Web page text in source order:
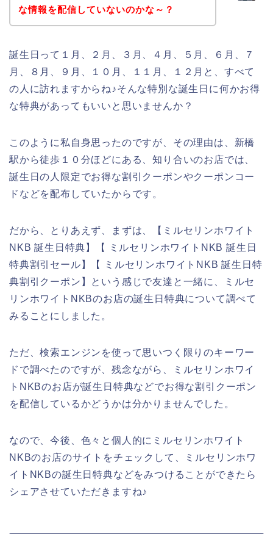
な情報を配信していないのかな～？
誕生日って１月、２月、３月、４月、５月、６月、７
月、８月、９月、１０月、１１月、１２月と、すべて
の人に訪れますからね♪そんな特別な誕生日に何かお得
な特典があってもいいと思いませんか？
このように私自身思ったのですが、その理由は、新橋
駅から徒歩１０分ほどにある、知り合いのお店では、
誕生日の人限定でお得な割引クーポンやクーポンコー
ドなどを配布していたからです。
だから、とりあえず、まずは、【ミルセリンホワイト
NKB 誕生日特典】【 ミルセリンホワイトNKB 誕生日
特典割引セール】【 ミルセリンホワイトNKB 誕生日特
典割引クーポン】という感じで友達と一緒に、ミルセ
リンホワイトNKBのお店の誕生日特典について調べて
みることにしました。
ただ、検索エンジンを使って思いつく限りのキーワー
ドで調べたのですが、残念ながら、ミルセリンホワイ
トNKBのお店が誕生日特典などでお得な割引クーポン
を配信しているかどうかは分かりませんでした。
なので、今後、色々と個人的にミルセリンホワイト
NKBのお店のサイトをチェックして、ミルセリンホワ
イトNKBの誕生日特典などをみつけることができたら
シェアさせていただきますね♪